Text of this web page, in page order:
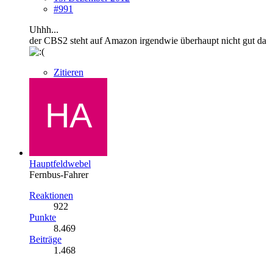
#991
Uhhh...
der CBS2 steht auf Amazon irgendwie überhaupt nicht gut da
Zitieren
Hauptfeldwebel
Fernbus-Fahrer
Reaktionen
922
Punkte
8.469
Beiträge
1.468